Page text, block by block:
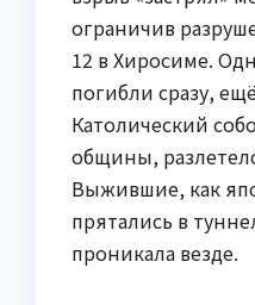
ограничив
12 в Хиросиме.
погибли сразу,
Католический
общины,
Выжившие, как
прятались в
проникала везде.